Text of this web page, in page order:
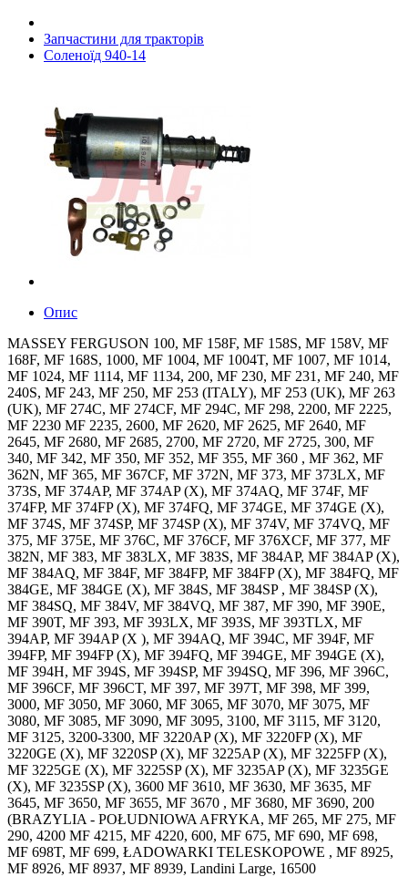
Запчастини для тракторів
Соленоїд 940-14
Опис
MASSEY FERGUSON 100, MF 158F, MF 158S, MF 158V, MF
168F, MF 168S, 1000, MF 1004, MF 1004T, MF 1007, MF 1014,
MF 1024, MF 1114, MF 1134, 200, MF 230, MF 231, MF 240, MF
240S, MF 243, MF 250, MF 253 (ITALY), MF 253 (UK), MF 263
(UK), MF 274C, MF 274CF, MF 294C, MF 298, 2200, MF 2225,
MF 2230 MF 2235, 2600, MF 2620, MF 2625, MF 2640, MF
2645, MF 2680, MF 2685, 2700, MF 2720, MF 2725, 300, MF
340, MF 342, MF 350, MF 352, MF 355, MF 360 , MF 362, MF
362N, MF 365, MF 367CF, MF 372N, MF 373, MF 373LX, MF
373S, MF 374AP, MF 374AP (X), MF 374AQ, MF 374F, MF
374FP, MF 374FP (X), MF 374FQ, MF 374GE, MF 374GE (X),
MF 374S, MF 374SP, MF 374SP (X), MF 374V, MF 374VQ, MF
375, MF 375E, MF 376C, MF 376CF, MF 376XCF, MF 377, MF
382N, MF 383, MF 383LX, MF 383S, MF 384AP, MF 384AP (X),
MF 384AQ, MF 384F, MF 384FP, MF 384FP (X), MF 384FQ, MF
384GE, MF 384GE (X), MF 384S, MF 384SP , MF 384SP (X),
MF 384SQ, MF 384V, MF 384VQ, MF 387, MF 390, MF 390E,
MF 390T, MF 393, MF 393LX, MF 393S, MF 393TLX, MF
394AP, MF 394AP (X ), MF 394AQ, MF 394C, MF 394F, MF
394FP, MF 394FP (X), MF 394FQ, MF 394GE, MF 394GE (X),
MF 394H, MF 394S, MF 394SP, MF 394SQ, MF 396, MF 396C,
MF 396CF, MF 396CT, MF 397, MF 397T, MF 398, MF 399,
3000, MF 3050, MF 3060, MF 3065, MF 3070, MF 3075, MF
3080, MF 3085, MF 3090, MF 3095, 3100, MF 3115, MF 3120,
MF 3125, 3200-3300, MF 3220AP (X), MF 3220FP (X), MF
3220GE (X), MF 3220SP (X), MF 3225AP (X), MF 3225FP (X),
MF 3225GE (X), MF 3225SP (X), MF 3235AP (X), MF 3235GE
(X), MF 3235SP (X), 3600 MF 3610, MF 3630, MF 3635, MF
3645, MF 3650, MF 3655, MF 3670 , MF 3680, MF 3690, 200
(BRAZYLIA - POŁUDNIOWA AFRYKA, MF 265, MF 275, MF
290, 4200 MF 4215, MF 4220, 600, MF 675, MF 690, MF 698,
MF 698T, MF 699, ŁADOWARKI TELESKOPOWE , MF 8925,
MF 8926, MF 8937, MF 8939, Landini Large, 16500